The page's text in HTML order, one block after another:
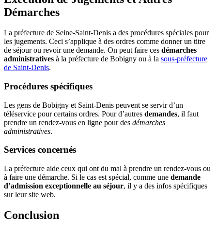
Démarches
La préfecture de Seine-Saint-Denis a des procédures spéciales pour
les jugements. Ceci s’applique à des ordres comme donner un titre
de séjour ou revoir une demande. On peut faire ces démarches
administratives à la préfecture de Bobigny ou à la sous-préfecture
de Saint-Denis.
Procédures spécifiques
Les gens de Bobigny et Saint-Denis peuvent se servir d’un
téléservice pour certains ordres. Pour d’autres demandes, il faut
prendre un rendez-vous en ligne pour des démarches
administratives.
Services concernés
La préfecture aide ceux qui ont du mal à prendre un rendez-vous ou
à faire une démarche. Si le cas est spécial, comme une demande
d’admission exceptionnelle au séjour, il y a des infos spécifiques
sur leur site web.
Conclusion